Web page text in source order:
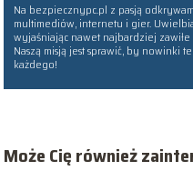
Na bezpiecznypc.pl z pasją
multimediów, internetu i gier.
wyjaśniając nawet najbardziej
Naszą misją jest sprawić, by nowinki
każdego!
Może Cię również